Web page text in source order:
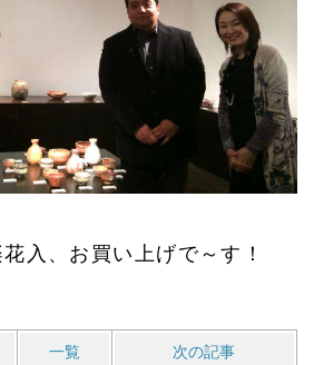
入、お買い上げで～す！
一覧 次の記事